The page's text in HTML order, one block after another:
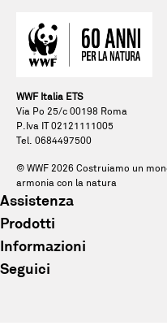
WWF Italia ETS
Via Po 25/c 00198 Roma
P.Iva IT 02121111005
Tel. 0684497500
© WWF 2026 Costruiamo un
armonia con la natura
Assistenza
Tel. 0684497500
E-mail: pandagift@wwf.it
Prodotti
Abbigliamento
Accessori
Informazioni
Chi siamo
Seguici